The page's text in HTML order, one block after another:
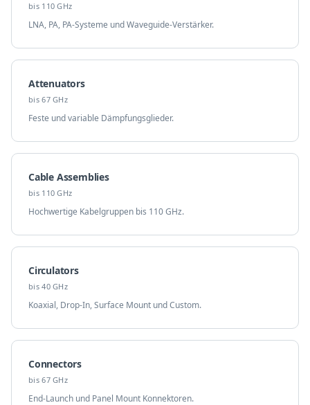
bis 110 GHz
LNA, PA, PA-Systeme und Waveguide-Verstärker.
Attenuators
bis 67 GHz
Feste und variable Dämpfungsglieder.
Cable Assemblies
bis 110 GHz
Hochwertige Kabelgruppen bis 110 GHz.
Circulators
bis 40 GHz
Koaxial, Drop-In, Surface Mount und Custom.
Connectors
bis 67 GHz
End-Launch und Panel Mount Konnektoren.